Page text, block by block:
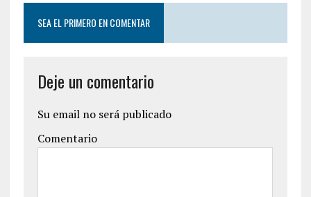
SEA EL PRIMERO EN COMENTAR
Deje un comentario
Su email no será publicado
Comentario